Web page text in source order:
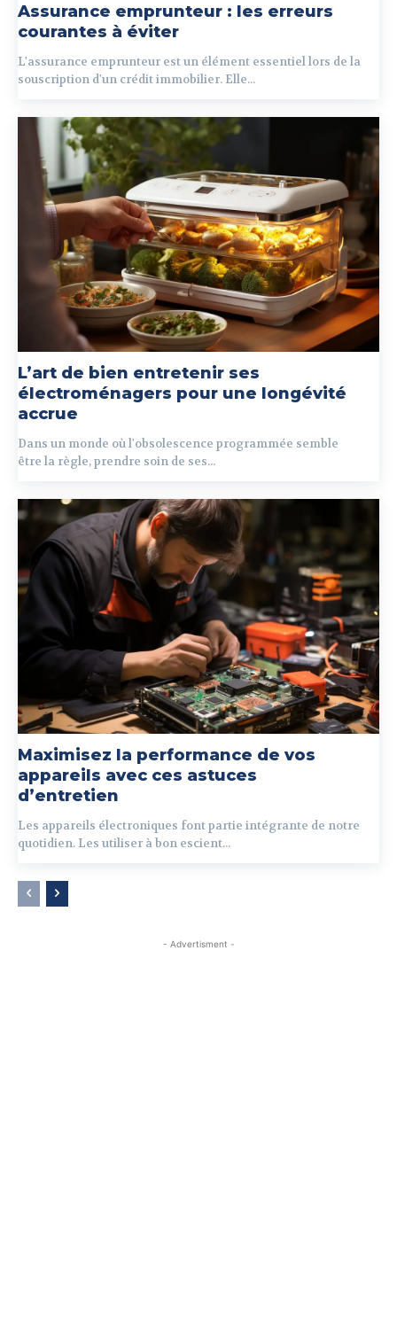
Assurance emprunteur : les erreurs
courantes à éviter
L'assurance emprunteur est un élément essentiel lors de la
souscription d'un crédit immobilier. Elle...
L’art de bien entretenir ses
électroménagers pour une longévité
accrue
Dans un monde où l'obsolescence programmée semble
être la règle, prendre soin de ses...
Maximisez la performance de vos
appareils avec ces astuces
d’entretien
Les appareils électroniques font partie intégrante de notre
quotidien. Les utiliser à bon escient...
- Advertisment -